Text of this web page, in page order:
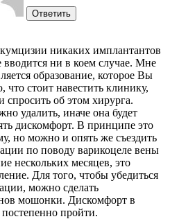
Ответить
никаких имплантантов
ни в коем случае. Мне
образование, которое Вы
стоит навестить клинику,
спросить об этом хирурга.
удалить, иначе она будет
дискомфорт. В принципе это
но можно и опять же съездить
по поводу варикоцеле вены
нескольких месяцев, это
Для того, чтобы убедиться
можно сделать
мошонки. Дискомфорт в
пройти.